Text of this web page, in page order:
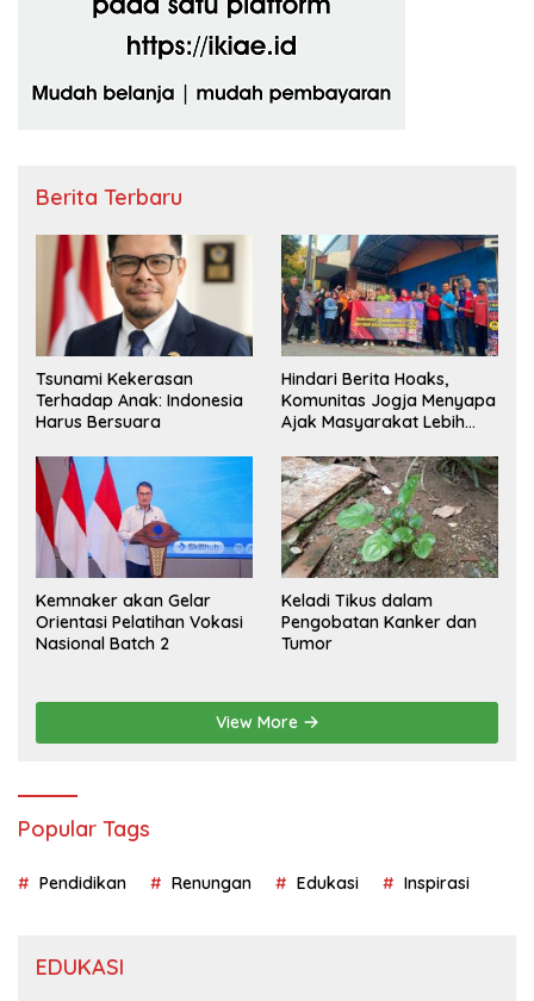
Berita Terbaru
Tsunami Kekerasan
Terhadap Anak: Indonesia
Harus Bersuara
Hindari Berita Hoaks,
Komunitas Jogja Menyapa
Ajak Masyarakat Lebih
Kemnaker akan Gelar
Orientasi Pelatihan Vokasi
Nasional Batch 2
Keladi Tikus dalam
Pengobatan Kanker dan
Tumor
View More
Popular Tags
Pendidikan Renungan Edukasi Inspirasi
EDUKASI